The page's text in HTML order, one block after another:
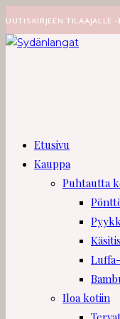
suoraan
sisältöön
UUTISKIRJEEN
Etusivu
Kauppa
Puhtautta
Iloa kotiin